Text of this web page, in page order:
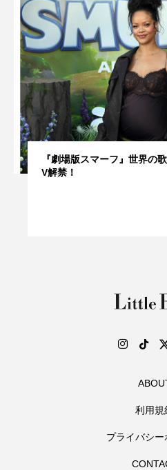
『劇場版スマーフ』世界の
V解禁！
利用規
プライバシー